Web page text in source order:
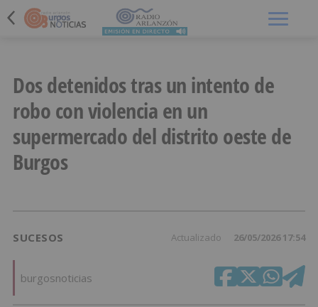
Dos detenidos tras un intento de
robo con violencia en un
supermercado del distrito oeste de
Burgos
SUCESOS Actualizado 26/05/2026 17:54
burgosnoticias